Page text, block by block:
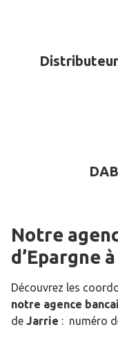
Notre
d’Epargne
Découvrez les
notre agence
de Jarrie : numéro